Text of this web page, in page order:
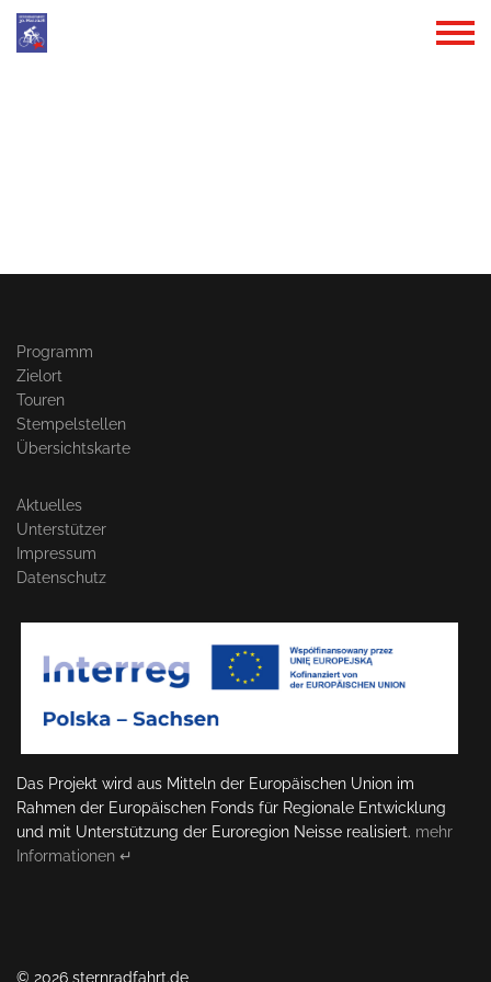
Programm
Zielort
Touren
Stempelstellen
Übersichtskarte
Aktuelles
Unterstützer
Impressum
Datenschutz
Das Projekt wird aus Mitteln der Europäischen Union im
Rahmen der Europäischen Fonds für Regionale Entwicklung
und mit Unterstützung der Euroregion Neisse realisiert. mehr
Informationen ↵
© 2026 sternradfahrt.de